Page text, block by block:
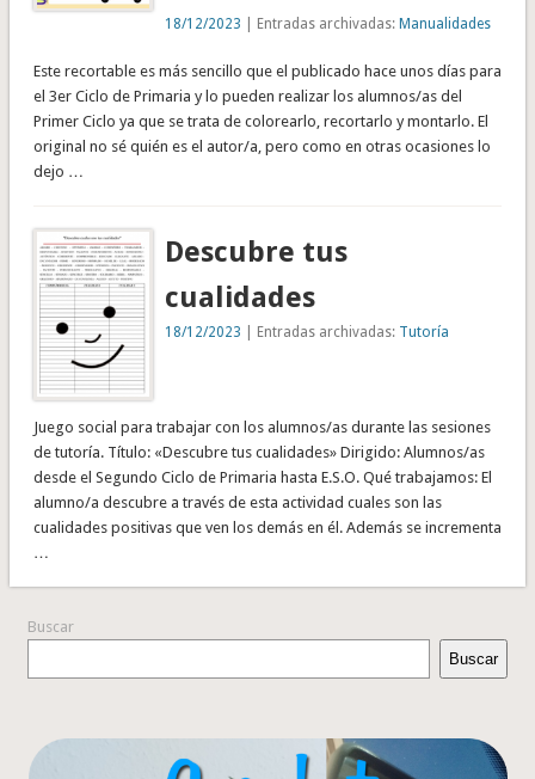
18/12/2023 | Entradas archivadas:Manualidades
Este recortable es más sencillo que el publicado hace unos días para
el 3er Ciclo de Primaria y lo pueden realizar los alumnos/as del
Primer Ciclo ya que se trata de colorearlo, recortarlo y montarlo. El
original no sé quién es el autor/a, pero como en otras ocasiones lo
dejo …
Descubre tus
cualidades
18/12/2023 | Entradas archivadas: Tutoría
Juego social para trabajar con los alumnos/as durante las sesiones
de tutoría. Título: «Descubre tus cualidades» Dirigido: Alumnos/as
desde el Segundo Ciclo de Primaria hasta E.S.O. Qué trabajamos: El
alumno/a descubre a través de esta actividad cuales son las
cualidades positivas que ven los demás en él. Además se incrementa
…
Buscar
Buscar